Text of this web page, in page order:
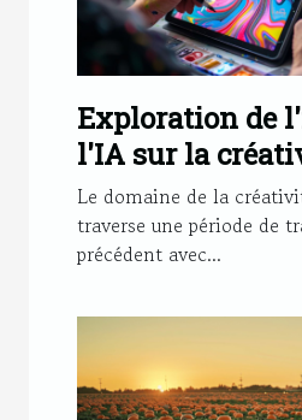
Exploration de
l'IA sur la
artistique et le
Le domaine de la
traverse une période de
précédent avec...